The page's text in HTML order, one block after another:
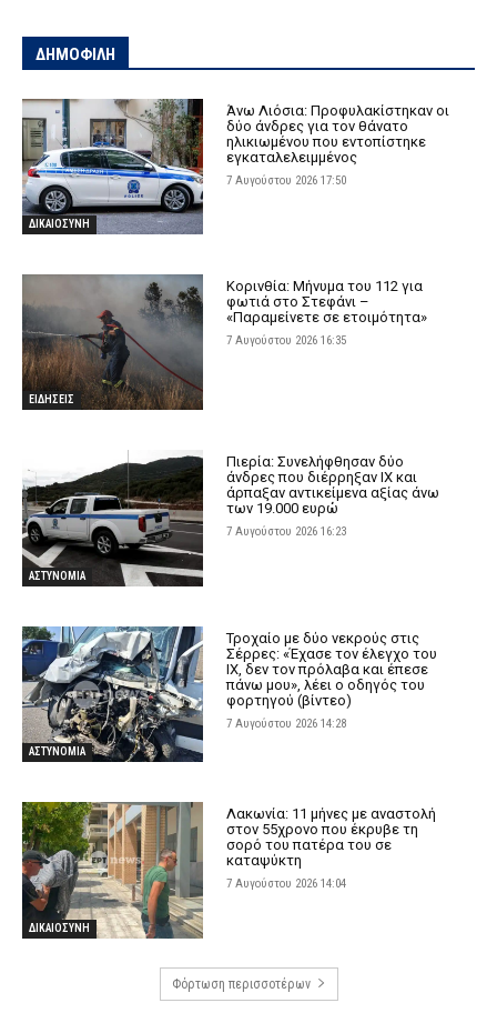
ΔΗΜΟΦΙΛΗ
ΔΙΚΑΙΟΣΥΝΗ
Άνω Λιόσια: Προφυλακίστηκαν οι
δύο άνδρες για τον θάνατο
ηλικιωμένου που εντοπίστηκε
εγκαταλελειμμένος
7 Αυγούστου 2026 17:50
ΕΙΔΗΣΕΙΣ
Κορινθία: Μήνυμα του 112 για
φωτιά στο Στεφάνι –
«Παραμείνετε σε ετοιμότητα»
7 Αυγούστου 2026 16:35
ΑΣΤΥΝΟΜΙΑ
Πιερία: Συνελήφθησαν δύο
άνδρες που διέρρηξαν ΙΧ και
άρπαξαν αντικείμενα αξίας άνω
των 19.000 ευρώ
7 Αυγούστου 2026 16:23
ΑΣΤΥΝΟΜΙΑ
Τροχαίο με δύο νεκρούς στις
Σέρρες: «Έχασε τον έλεγχο του
ΙΧ, δεν τον πρόλαβα και έπεσε
πάνω μου», λέει ο οδηγός του
φορτηγού (βίντεο)
7 Αυγούστου 2026 14:28
ΔΙΚΑΙΟΣΥΝΗ
Λακωνία: 11 μήνες με αναστολή
στον 55χρονο που έκρυβε τη
σορό του πατέρα του σε
καταψύκτη
7 Αυγούστου 2026 14:04
Φόρτωση περισσοτέρων